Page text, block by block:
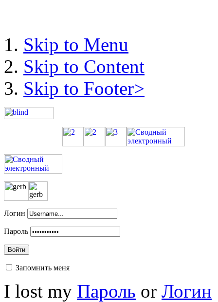
Skip to Menu
Skip to Content
Skip to Footer>
Логин
Пароль
Войти
Запомнить меня
I lost my Пароль or Логин